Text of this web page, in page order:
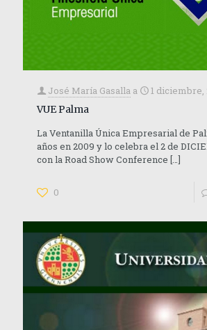
José María Gasalla a
1 diciembre,
VUE Palma
La Ventanilla Única Empresarial de
años en 2009 y lo celebra el 2 de
con la Road Show Conference […]
0